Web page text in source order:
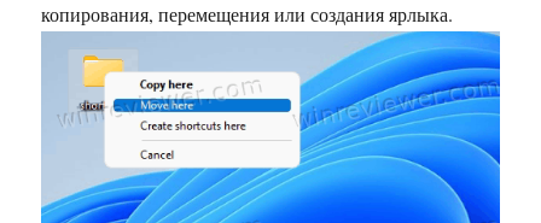
копирования, перемещения или создания ярлыка.